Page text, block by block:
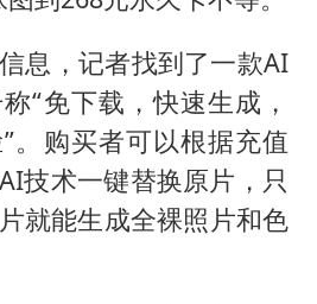
息，记者找到了一款AI
“免下载，快速生成，
。购买者可以根据充值
技术一键替换原片，只
就能生成全裸照片和色